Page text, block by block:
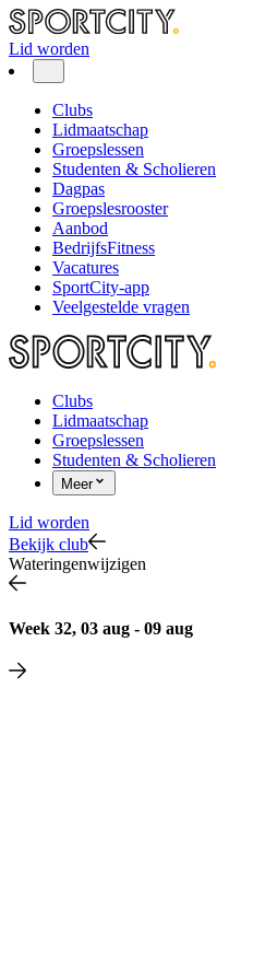
Lid worden
Clubs
Lidmaatschap
Groepslessen
Studenten & Scholieren
Dagpas
Groepslesrooster
Aanbod
BedrijfsFitness
Vacatures
SportCity-app
Veelgestelde vragen
Clubs
Lidmaatschap
Groepslessen
Studenten & Scholieren
Meer
Lid worden
Bekijk club
Wateringenwijzigen
Week 32, 03 aug - 09 aug